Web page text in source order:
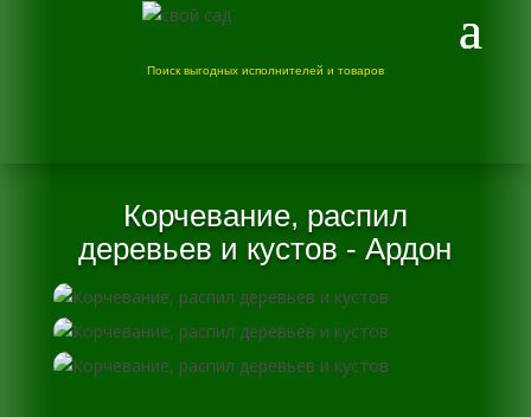
Поиск выгодных исполнителей и товаров
Корчевание, распил
деревьев и кустов - Ардон